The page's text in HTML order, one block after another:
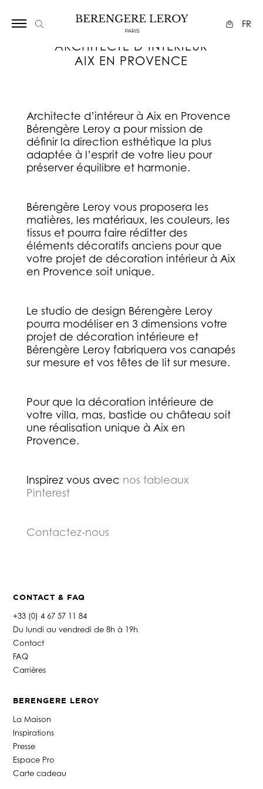
FR
ARCHITECTE D’INTÉRIEUR
AIX EN PROVENCE
Architecte d’intéreur à Aix en Provence
Bérengère Leroy a pour mission de
définir la direction esthétique la plus
adaptée à l’esprit de votre lieu pour
préserver équilibre et harmonie.
Bérengère Leroy vous proposera les
matières, les matériaux, les couleurs, les
tissus et pourra faire réditter des
éléments décoratifs anciens pour que
votre projet de décoration intérieur à Aix
en Provence soit unique.
Le studio de design Bérengère Leroy
pourra modéliser en 3 dimensions votre
projet de décoration intérieure et
Bérengère Leroy fabriquera vos canapés
sur mesure et vos têtes de lit sur mesure.
Pour que la décoration intérieure de
votre villa, mas, bastide ou château soit
une réalisation unique à Aix en
Provence.
Inspirez vous avec nos tableaux
Pinterest
Contactez-nous
CONTACT & FAQ
+33 (0) 4 67 57 11 84
Du lundi au vendredi de 8h à 19h
Contact
FAQ
Carrières
BERENGERE LEROY
La Maison
Inspirations
Presse
Espace Pro
Carte cadeau